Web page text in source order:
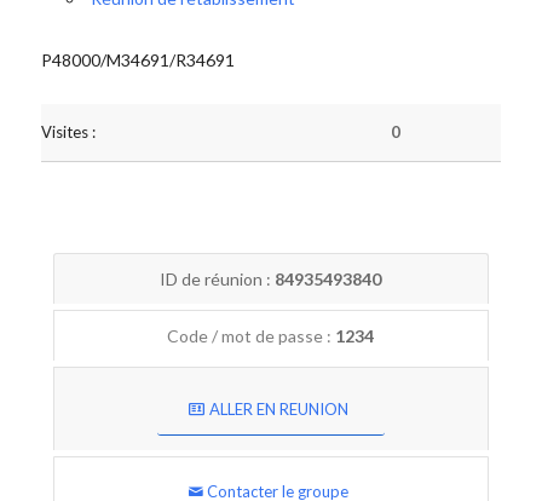
P48000/M34691/R34691
Visites : 0
ID de réunion : 84935493840
Code / mot de passe : 1234
ALLER EN REUNION
Contacter le groupe